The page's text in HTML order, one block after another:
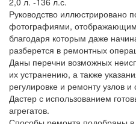
Руководство иллюстрировано
фотографиями,
благодаря которым даже
разберется в ремонтных
Даны перечни возможных
их устранению, а также
регулировке и ремонту узлов
Дастер с использованием
агрегатов.